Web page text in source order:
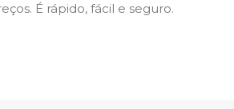
É rápido, fácil e seguro.